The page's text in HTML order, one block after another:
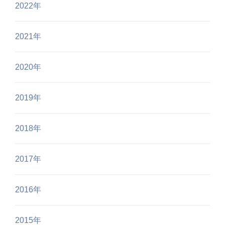
2022年
2021年
2020年
2019年
2018年
2017年
2016年
2015年